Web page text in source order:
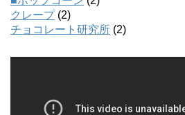
クレープ(2)
チョコレート研究所 (2)